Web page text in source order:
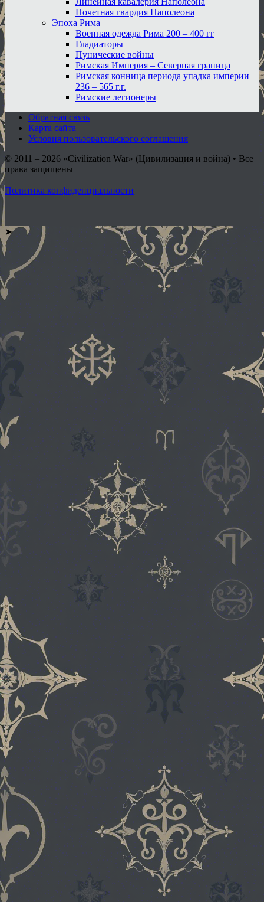
Почетная гвардия Наполеона
Эпоха Рима
Военная одежда Рима 200 – 400 гг
Гладиаторы
Пунические войны
Римская Империя – Северная граница
Римская конница периода упадка империи
236 – 565 г.г.
Римские легионеры
Обратная связь
Карта сайта
Условия пользовательского соглашения
© 2011 – 2026 «Civilization War» (Цивилизация и война) • Все
права защищены
Политика конфиденциальности
➤